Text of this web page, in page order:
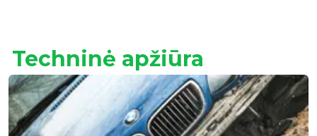
Techninė apžiūra